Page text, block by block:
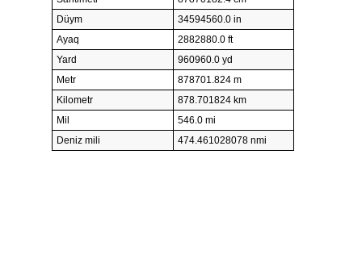
Düym
34594560.0 in
Ayaq
2882880.0 ft
Yard
960960.0 yd
Metr
878701.824 m
Kilometr
878.701824 km
Mil
546.0 mi
Deniz mili
474.461028078 nmi